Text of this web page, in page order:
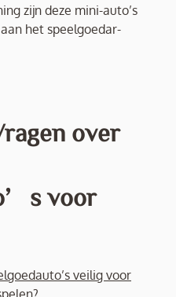
zijn deze mini-auto’s
het speelgoedar-
over
voor
veilig voor